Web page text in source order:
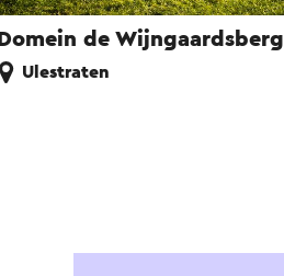
Domein de Wijngaardsberg
Ulestraten